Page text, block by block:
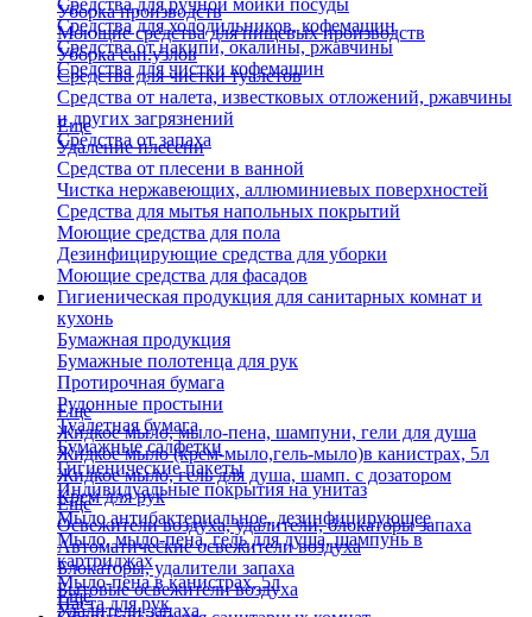
Средства для ручной мойки посуды
Средства для холодильников, кофемашин
Средства от накипи, окалины, ржавчины
Средства для чистки кофемашин
Уборка производств
Моющие средства для пищевых производств
Уборка сан.узлов
Средства для чистки туалетов
Средства от налета, известковых отложений, ржавчины
и других загрязнений
Средства от запаха
Еще
Удаление плесени
Средства от плесени в ванной
Чистка нержавеющих, аллюминиевых поверхностей
Средства для мытья напольных покрытий
Моющие средства для пола
Дезинфицирующие средства для уборки
Моющие средства для фасадов
Гигиеническая продукция для санитарных комнат и
кухонь
Бумажная продукция
Бумажные полотенца для рук
Протирочная бумага
Рулонные простыни
Туалетная бумага
Бумажные салфетки
Гигиенические пакеты
Индивидуальные покрытия на унитаз
Еще
Жидкое мыло, мыло-пена, шампуни, гели для душа
Жидкое мыло (крем-мыло,гель-мыло)в канистрах, 5л
Жидкое мыло, гель для душа, шамп. с дозатором
Крем для рук
Мыло антибактериальное, дезинфицирующее
Мыло, мыло-пена, гель для душа, шампунь в
картриджах
Мыло-пена в канистрах, 5л
Паста для рук
Еще
Освежители воздуха, удалители, блокаторы запаха
Автоматические освежители воздуха
Блокаторы, удалители запаха
Бытовые освежители воздуха
Удалители запаха
Еще